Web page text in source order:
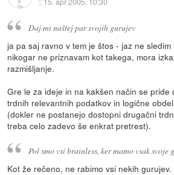
Daj mi naštej par svojih gurujev
ja pa saj ravno v tem je štos - jaz ne
nikogar ne priznavam kot takega, mora
razmišljanje.
Gre le za ideje in na kakšen način se pride
trdnih relevantnih podatkov in logične
(dokler ne postanejo dostopni drugačni
treba celo zadevo še enkrat pretrest).
Pol smo vsi brainless, ker mamo vsak svoje
Kot že rečeno, ne rabimo vsi nekih gurujev.